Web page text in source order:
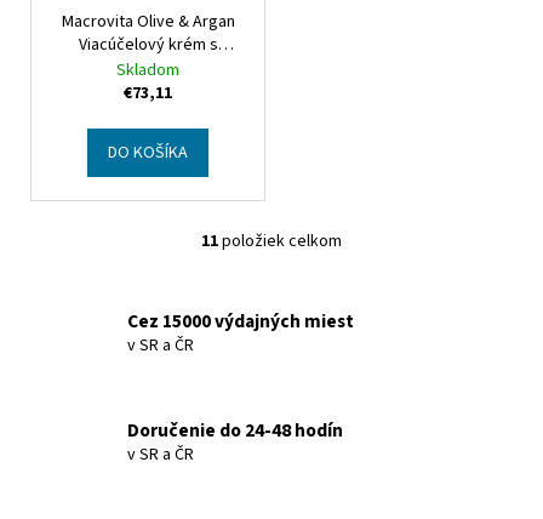
Macrovita Olive & Argan
Viacúčelový krém s
kyselinou hyalurónovou
Olive & Argan Multi-
Pollution & Age Defense
Skladom
€73,11
DO KOŠÍKA
O
l
á
i
11položiek celkom
Cez 15000 výdajných miest
v SR a ČR
Doručenie do 24-48 hodín
v SR a ČR